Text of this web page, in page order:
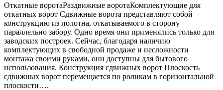
Откатные воротаРаздвижные воротаКомплектующие для
откатных ворот Сдвижные ворота представляют собой
конструкцию из полотна, откатываемого в сторону
параллельно забору. Одно время они применялись только для
заводских построек. Сейчас, благодаря наличию
комплектующих в свободной продаже и несложности
монтажа своими руками, они доступны для бытового
использования. Конструкция сдвижных ворот Плоскость
сдвижных ворот перемещается по роликам в горизонтальной
плоскости….